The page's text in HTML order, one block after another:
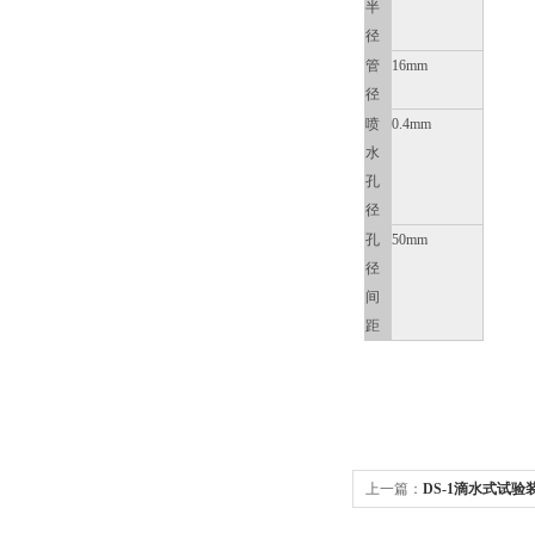
半
径
管
径
16mm
喷
水
孔
径
0.4mm
孔
径
间
距
50mm
上一篇： DS-1滴水式试验